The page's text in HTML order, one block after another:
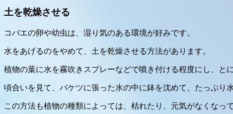
土を乾燥させる
コバエの卵や幼虫は、湿り気のある環境が好みです。
水をあげるのをやめて、土を乾燥させる方法があります。
植物の葉に水を霧吹きスプレーなどで噴き付ける程度にし、と
頃合いを見て、バケツに張った水の中に鉢を沈めて、たっぷ
この方法も植物の種類によっては、枯れたり、元気がなくな